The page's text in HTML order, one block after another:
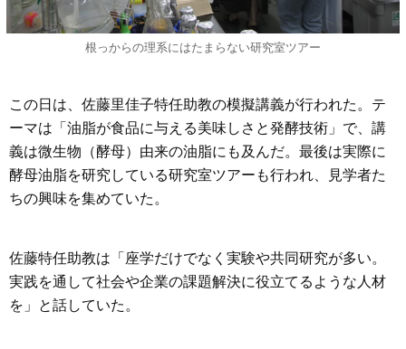
根っからの理系にはたまらない研究室ツアー
この日は、佐藤里佳子特任助教の模擬講義が行われた。テ
ーマは「油脂が食品に与える美味しさと発酵技術」で、講
義は微生物（酵母）由来の油脂にも及んだ。最後は実際に
酵母油脂を研究している研究室ツアーも行われ、見学者た
ちの興味を集めていた。
佐藤特任助教は「座学だけでなく実験や共同研究が多い。
実践を通して社会や企業の課題解決に役立てるような人材
を」と話していた。